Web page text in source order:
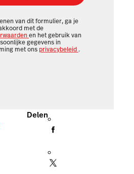
van dit formulier, ga je
met de
en het gebruik van
gegevens in
met ons privacybeleid .
Delen